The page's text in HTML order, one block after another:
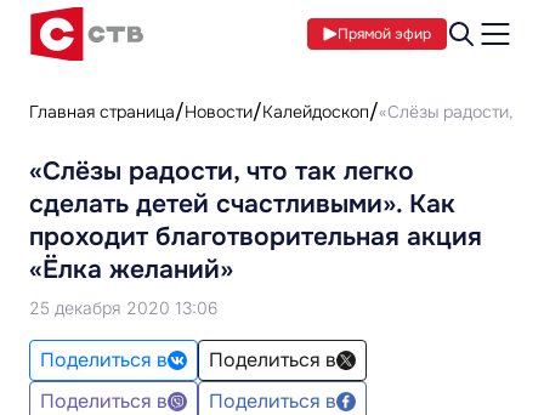
Прямой эфир
Главная страница Новости Калейдоскоп «Слёзы радости,
«Слёзы радости, что так легко
сделать детей счастливыми». Как
проходит благотворительная акция
«Ёлка желаний»
25 декабря 2020 13:06
Поделиться в
Поделиться в
Поделиться в
Поделиться в